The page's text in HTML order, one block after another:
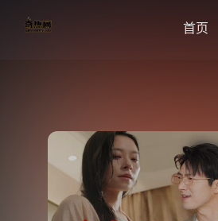
首页